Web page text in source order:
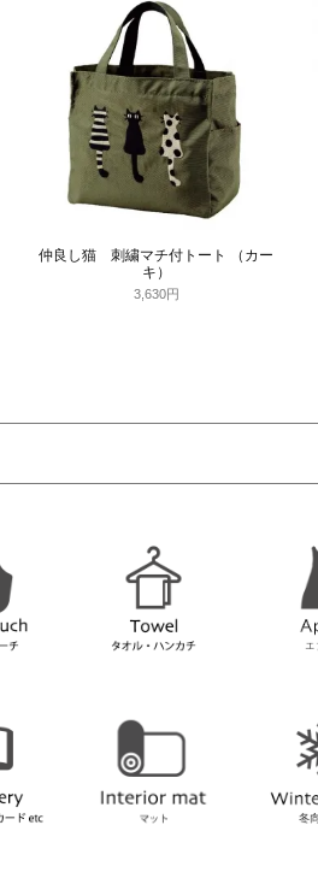
仲良し猫 刺繍マチ付トート （カー
キ）
3,630円